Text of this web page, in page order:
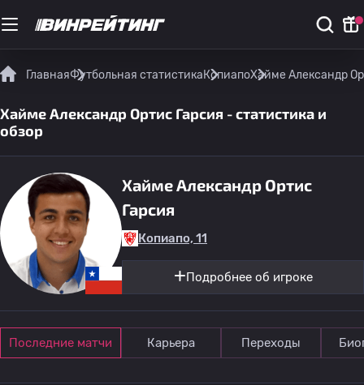
ГлавнаяФутбольная статистикаКопиапоХайме Александр
Хайме Александр Ортис Гарсия - статистика и
обзор
Хайме Александр Ортис
Гарсия
Копиапо, 11
Подробнее об игроке
Последние матчи Карьера Переходы